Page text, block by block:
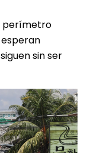
perímetro
sin ser